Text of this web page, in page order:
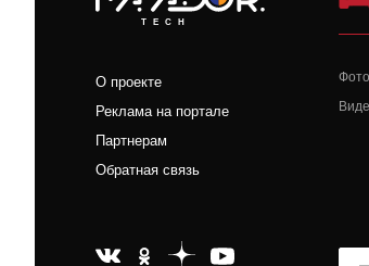
TECH
О проекте
Реклама на портале
Партнерам
Обратная связь
Фото